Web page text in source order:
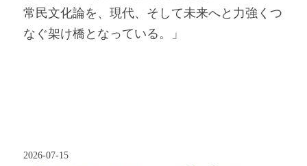
常民文化論を、現代、そして未来へと力強くつ
なぐ架け橋となっている。」
2026-07-15